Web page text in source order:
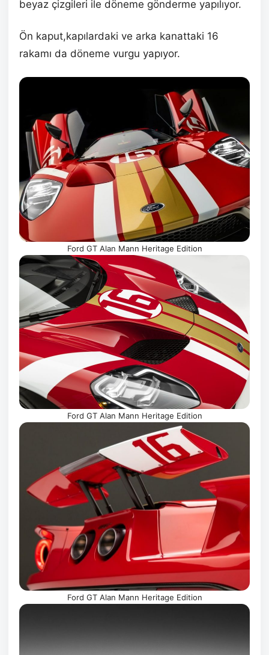
beyaz çizgileri ile döneme gönderme yapılıyor.
Ön kaput,kapılardaki ve arka kanattaki 16
rakamı da döneme vurgu yapıyor.
Ford GT Alan Mann Heritage Edition
Ford GT Alan Mann Heritage Edition
Ford GT Alan Mann Heritage Edition